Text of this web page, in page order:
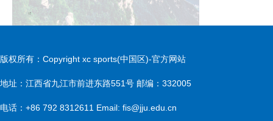
版权所有：Copyright xc sports(中国区)-官方网站
地址：江西省九江市前进东路551号 邮编：332005
电话：+86 792 8312611 Email: fis@jju.edu.cn